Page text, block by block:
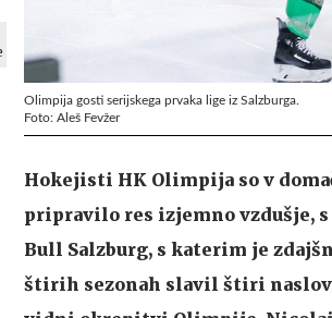
Olimpija gosti serijskega prvaka lige iz Salzburga.
Foto: Aleš Fevžer
Hokejisti HK Olimpija so v
pripravilo res izjemno vzdušje,
Bull Salzburg, s katerim je
štirih sezonah slavil štiri